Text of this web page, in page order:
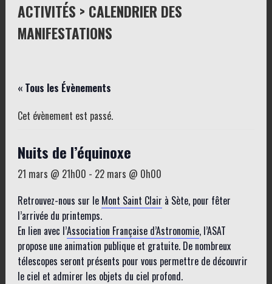
ACTIVITÉS > CALENDRIER DES
MANIFESTATIONS
« Tous les Évènements
Cet évènement est passé.
Nuits de l’équinoxe
21 mars @ 21h00 - 22 mars @ 0h00
Retrouvez-nous sur le Mont Saint Clair à Sète, pour fêter
l’arrivée du printemps.
En lien avec l’Association Française d’Astronomie, l’ASAT
propose une animation publique et gratuite. De nombreux
télescopes seront présents pour vous permettre de découvrir
le ciel et admirer les objets du ciel profond.